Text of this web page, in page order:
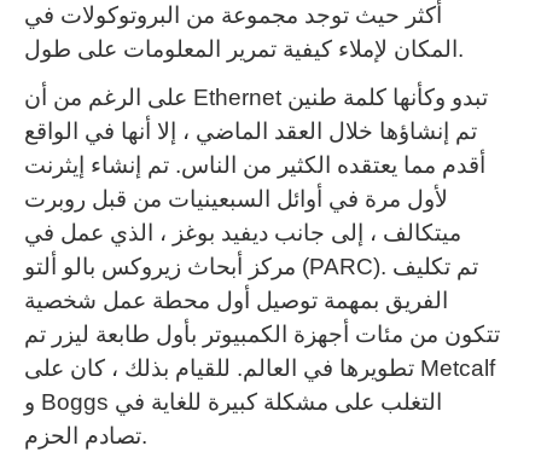
أكثر حيث توجد مجموعة من البروتوكولات في
المكان لإملاء كيفية تمرير المعلومات على طول.
على الرغم من أن Ethernet تبدو وكأنها كلمة طنين
تم إنشاؤها خلال العقد الماضي ، إلا أنها في الواقع
أقدم مما يعتقده الكثير من الناس. تم إنشاء إيثرنت
لأول مرة في أوائل السبعينيات من قبل روبرت
ميتكالف ، إلى جانب ديفيد بوغز ، الذي عمل في
مركز أبحاث زيروكس بالو ألتو (PARC). تم تكليف
الفريق بمهمة توصيل أول محطة عمل شخصية
تتكون من مئات أجهزة الكمبيوتر بأول طابعة ليزر تم
تطويرها في العالم. للقيام بذلك ، كان على Metcalf
و Boggs التغلب على مشكلة كبيرة للغاية في
تصادم الحزم.